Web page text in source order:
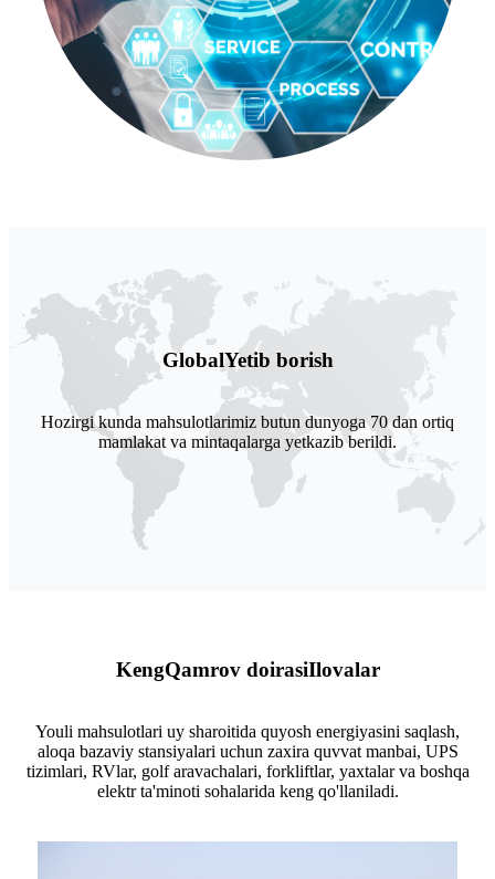
GlobalYetib borish
Hozirgi kunda mahsulotlarimiz butun dunyoga 70 dan ortiq
mamlakat va mintaqalarga yetkazib berildi.
KengQamrov doirasiIlovalar
Youli mahsulotlari uy sharoitida quyosh energiyasini saqlash,
aloqa bazaviy stansiyalari uchun zaxira quvvat manbai, UPS
tizimlari, RVlar, golf aravachalari, forkliftlar, yaxtalar va boshqa
elektr ta'minoti sohalarida keng qo'llaniladi.